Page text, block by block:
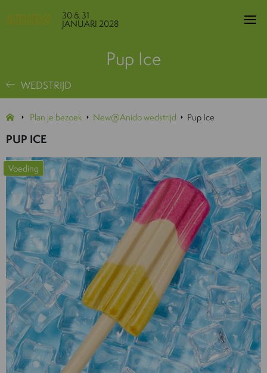
30 & 31
JANUARI 2028
Pup Ice
WEDSTRIJD
Plan je bezoek New@Anido wedstrijd Pup Ice
PUP ICE
Voeding